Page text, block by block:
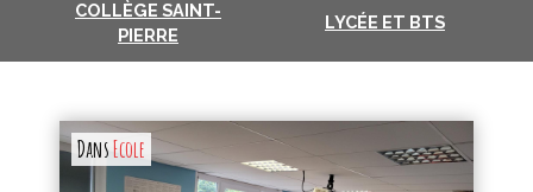
COLLÈGE SAINT-
PIERRE
LYCÉE ET BTS
ecole collège
DansEcole